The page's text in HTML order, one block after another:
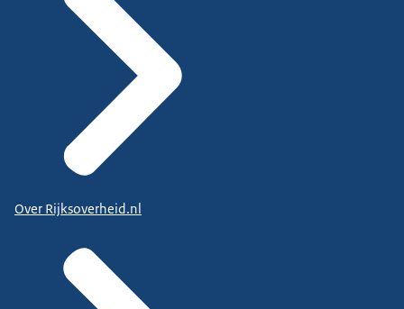
Over Rijksoverheid.nl